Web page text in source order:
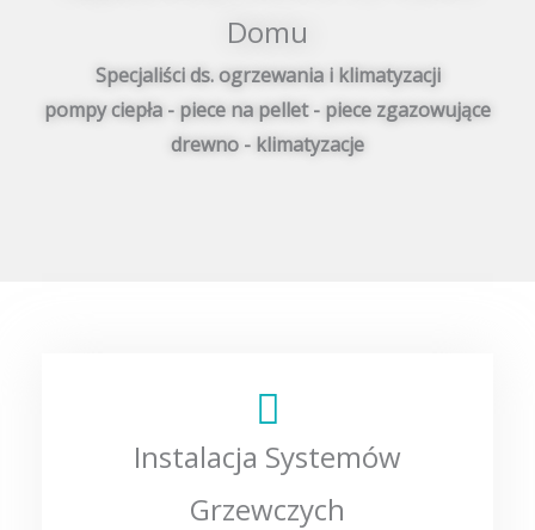
Domu
Specjaliści ds. ogrzewania i klimatyzacji
pompy ciepła - piece na pellet - piece zgazowujące
drewno - klimatyzacje
Instalacja Systemów
Grzewczych